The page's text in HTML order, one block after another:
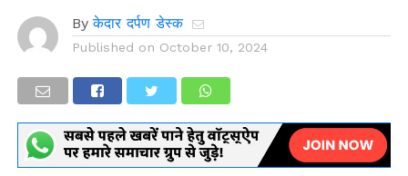
By केदार दर्पण डेस्क
Published on October 10, 2024